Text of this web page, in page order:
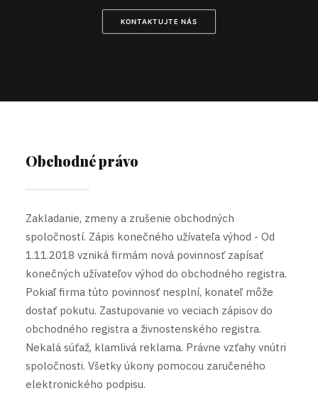
KONTAKTUJTE NÁS
Obchodné právo
Zakladanie, zmeny a zrušenie obchodných
spoločností. Zápis konečného užívateľa výhod - Od
1.11.2018 vzniká firmám nová povinnosť zapísať
konečných užívateľov výhod do obchodného registra.
Pokiaľ firma túto povinnosť nesplní, konateľ môže
dostať pokutu. Zastupovanie vo veciach zápisov do
obchodného registra a živnostenského registra.
Nekalá súťaž, klamlivá reklama. Právne vzťahy vnútri
spoločnosti. Všetky úkony pomocou zaručeného
elektronického podpisu.